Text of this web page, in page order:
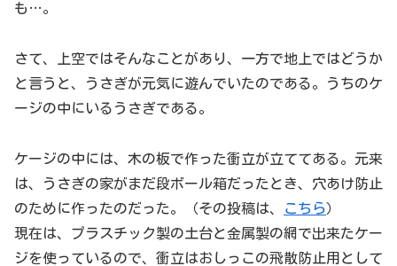
も…。
さて、上空ではそんなことがあり、一方で地上ではどうか
と言うと、うさぎが元気に遊んでいたのである。うちのケ
ージの中にいるうさぎである。
ケージの中には、木の板で作った衝立が立ててある。元来
は、うさぎの家がまだ段ボール箱だったとき、穴あけ防止
のために作ったのだった。（その投稿は、
こちら）
現在は、プラスチック製の土台と金属製の網で出来たケー
ジを使っているので、衝立はおしっこの飛散防止用として